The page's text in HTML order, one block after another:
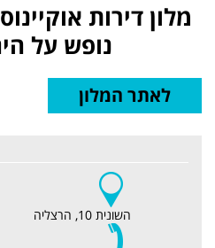
מלון דירות
נופש על
מלון
דירות
לאתר המלון
השונית 10, הרצליה